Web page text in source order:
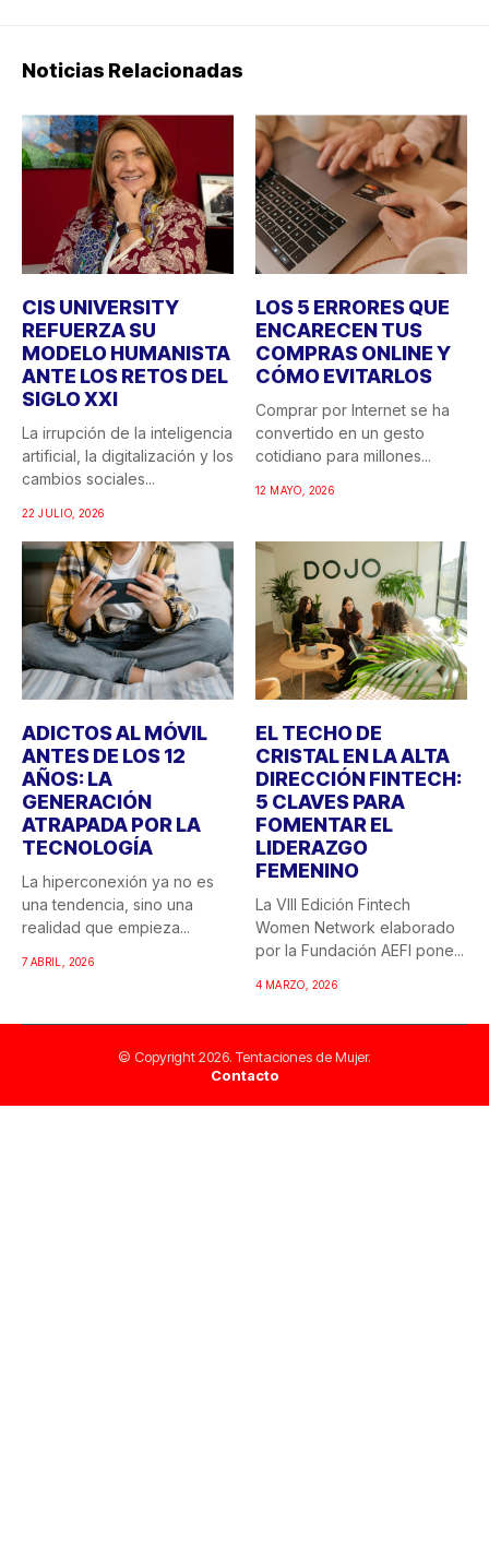
Noticias Relacionadas
CIS UNIVERSITY
REFUERZA SU
MODELO HUMANISTA
ANTE LOS RETOS DEL
SIGLO XXI
La irrupción de la inteligencia
artificial, la digitalización y los
cambios sociales...
22 JULIO, 2026
LOS 5 ERRORES QUE
ENCARECEN TUS
COMPRAS ONLINE Y
CÓMO EVITARLOS
Comprar por Internet se ha
convertido en un gesto
cotidiano para millones...
12 MAYO, 2026
ADICTOS AL MÓVIL
ANTES DE LOS 12
AÑOS: LA
GENERACIÓN
ATRAPADA POR LA
TECNOLOGÍA
La hiperconexión ya no es
una tendencia, sino una
realidad que empieza...
7 ABRIL, 2026
EL TECHO DE
CRISTAL EN LA ALTA
DIRECCIÓN FINTECH:
5 CLAVES PARA
FOMENTAR EL
LIDERAZGO
FEMENINO
La VIII Edición Fintech
Women Network elaborado
por la Fundación AEFI pone...
4 MARZO, 2026
© Copyright 2026. Tentaciones de Mujer.
Contacto